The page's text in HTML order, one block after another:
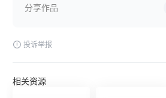
分享作品
投诉举报
相关资源